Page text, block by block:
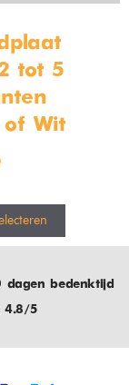
tot 5
–
Wit
dagen bedenktijd
4.8/5